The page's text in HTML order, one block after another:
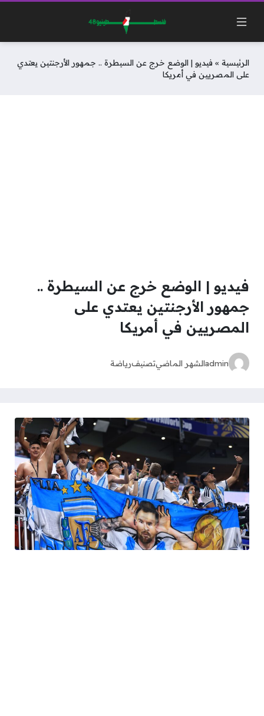
الرئيسية » فيديو | الوضع خرج عن السيطرة .. جمهور الأرجنتين يعتدي
على المصريين في أمريكا
فيديو | الوضع خرج عن السيطرة ..
جمهور الأرجنتين يعتدي على
المصريين في أمريكا
adminالشهر الماضيتصنيفرياضة